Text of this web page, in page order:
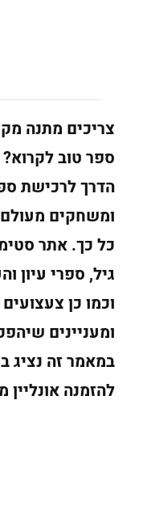
צריכים מתנה
ספר טוב
הדרך לרכישת
ומשחקים
כל כך. אתר
גיל, ספרי עיון
וכמו כן
ומעניינים
במאמר זה נציג
להזמנה